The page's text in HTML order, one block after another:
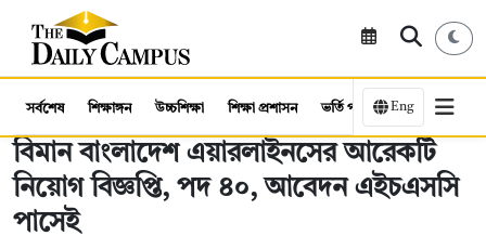
সর্বশেষ শিক্ষাঙ্গন উচ্চশিক্ষা শিক্ষা প্রশাসন ভর্তি পরীক্ষা কর্মসংস্থান
Eng
বিমান বাংলাদেশ এয়ারলাইনসের আরেকটি
নিয়োগ বিজ্ঞপ্তি, পদ ৪০, আবেদন এইচএসসি
পাসেই